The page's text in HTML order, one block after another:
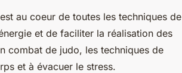
au coeur de toutes les techniques de
et de faciliter la réalisation des
combat de judo, les techniques de
et à évacuer le stress.